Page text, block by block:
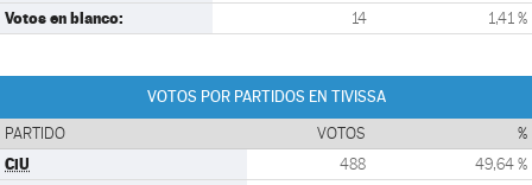
Votos en blanco: 14 1,41 %
VOTOS POR PARTIDOS EN TIVISSA
PARTIDO VOTOS %
CiU 488 49,64 %